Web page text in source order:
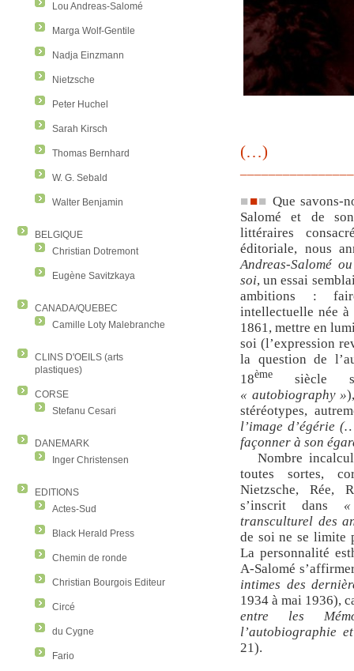
Lou Andreas-Salomé
Marga Wolf-Gentile
Nadja Einzmann
Nietzsche
Peter Huchel
Sarah Kirsch
Thomas Bernhard
W. G. Sebald
Walter Benjamin
BELGIQUE
Christian Dotremont
Eugène Savitzkaya
CANADA/QUEBEC
Camille Loty Malebranche
CLINS D'OEILS (arts
plastiques)
CORSE
Stefanu Cesari
DANEMARK
Inger Christensen
EDITIONS
Actes-Sud
Black Herald Press
Chemin de ronde
Christian Bourgois Editeur
Circé
du Cygne
Fario
(…)
■ ■■ Que savons-
Salomé et de
littéraires
éditoriale, nous
Andreas-Salomé
soi, un essai
ambitions :
intellectuelle née à
1861, mettre en
soi (l’expression
la question de
18èmesiècle
« autobiography »
stéréotypes,
l’image d’égérie
façonner à son
Nombre
toutes sortes,
Nietzsche, Rée,
s’inscrit dans
transculturel des
de soi ne se limite
La personnalité
A-Salomé
intimes des
1934 à mai 1936),
entre les
l’autobiographie
21).